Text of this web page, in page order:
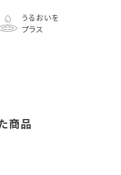
うるおいを
プラス
商品